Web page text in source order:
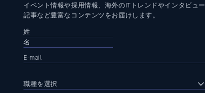
イベント情報や採用情報、海外のITトレンドやインタビュー
記事など豊富なコンテンツをお届けします。